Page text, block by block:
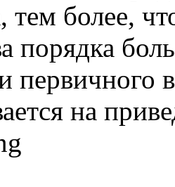
тем более,
порядка
первичного
на